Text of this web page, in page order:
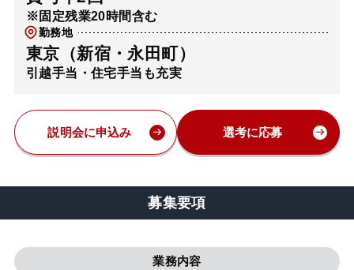
※固定残業20時間含む
勤務地
東京（新宿・永田町）
引越手当・住宅手当も充実
説明会に申込み 選考に応募
募集要項
業務内容
アクセス
弁護士・税理士